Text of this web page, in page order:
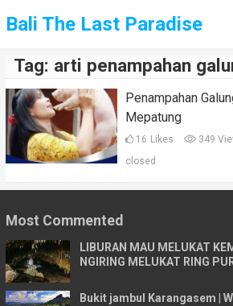
Bali The Last Paradise
Tag: arti penampahan
Penampahan
Mepatung
16 Likes 349
closed
Most Commented
LIBURAN MAU MELUKAT
NGIRING MELUKAT RING
Bukit jambul Karangasem |